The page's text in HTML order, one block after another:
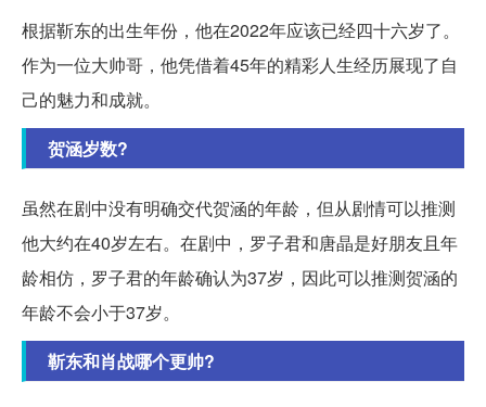
根据靳东的出生年份，他在2022年应该已经四十六岁了。
作为一位大帅哥，他凭借着45年的精彩人生经历展现了自
己的魅力和成就。
贺涵岁数?
虽然在剧中没有明确交代贺涵的年龄，但从剧情可以推测
他大约在40岁左右。在剧中，罗子君和唐晶是好朋友且年
龄相仿，罗子君的年龄确认为37岁，因此可以推测贺涵的
年龄不会小于37岁。
靳东和肖战哪个更帅?